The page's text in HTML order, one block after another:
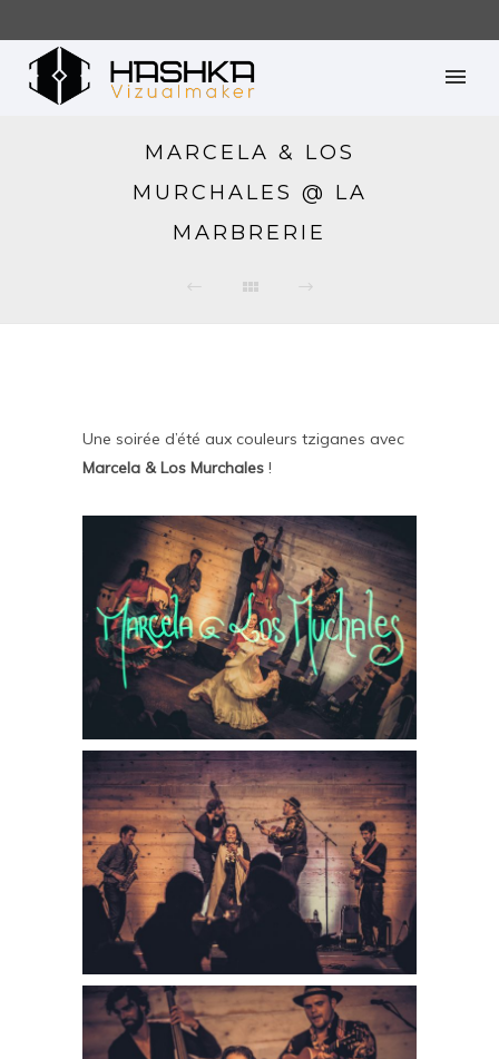
MARCELA & LOS
MURCHALES @ LA
MARBRERIE
Une soirée d’été aux couleurs tziganes avec
Marcela & Los Murchales !